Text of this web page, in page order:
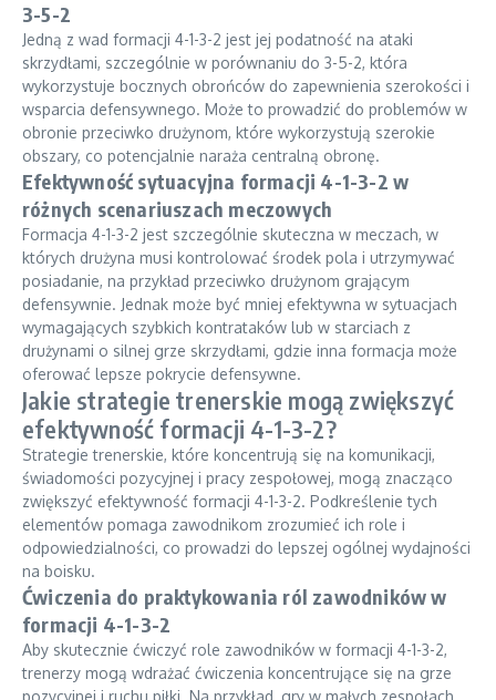
3-5-2
Jedną z wad formacji 4-1-3-2 jest jej podatność na ataki
skrzydłami, szczególnie w porównaniu do 3-5-2, która
wykorzystuje bocznych obrońców do zapewnienia szerokości i
wsparcia defensywnego. Może to prowadzić do problemów w
obronie przeciwko drużynom, które wykorzystują szerokie
obszary, co potencjalnie naraża centralną obronę.
Efektywność sytuacyjna formacji 4-1-3-2 w
różnych scenariuszach meczowych
Formacja 4-1-3-2 jest szczególnie skuteczna w meczach, w
których drużyna musi kontrolować środek pola i utrzymywać
posiadanie, na przykład przeciwko drużynom grającym
defensywnie. Jednak może być mniej efektywna w sytuacjach
wymagających szybkich kontrataków lub w starciach z
drużynami o silnej grze skrzydłami, gdzie inna formacja może
oferować lepsze pokrycie defensywne.
Jakie strategie trenerskie mogą zwiększyć
efektywność formacji 4-1-3-2?
Strategie trenerskie, które koncentrują się na komunikacji,
świadomości pozycyjnej i pracy zespołowej, mogą znacząco
zwiększyć efektywność formacji 4-1-3-2. Podkreślenie tych
elementów pomaga zawodnikom zrozumieć ich role i
odpowiedzialności, co prowadzi do lepszej ogólnej wydajności
na boisku.
Ćwiczenia do praktykowania ról zawodników w
formacji 4-1-3-2
Aby skutecznie ćwiczyć role zawodników w formacji 4-1-3-2,
trenerzy mogą wdrażać ćwiczenia koncentrujące się na grze
pozycyjnej i ruchu piłki. Na przykład, gry w małych zespołach